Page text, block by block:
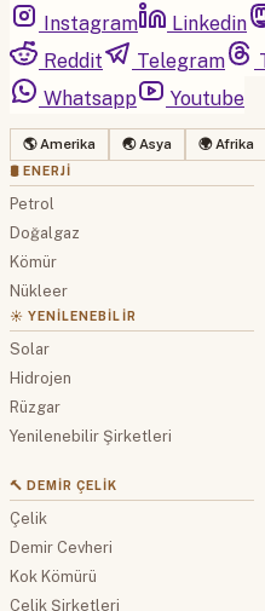
Instagram
Linkedin
Reddit
Telegram
Whatsapp
Youtube
🌎 Amerika 🌏 Asya 🌍 Afrika
🛢 ENERJI
Petrol
Doğalgaz
Kömür
Nükleer
☀️ YENILENEBILIR
Solar
Hidrojen
Rüzgar
Yenilenebilir Şirketleri
🔨 DEMIR ÇELIK
Çelik
Demir Cevheri
Kok Kömürü
Çelik Şirketleri